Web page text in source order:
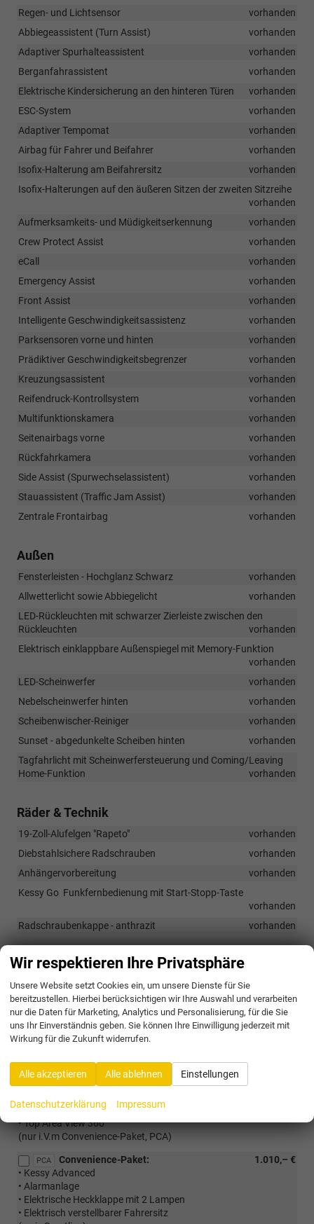
Regen- und Lichtsensor
vorhanden
Abbiegeassistent (Turn Assist)
vorhanden
Adaptiver Spurhalteassistent
vorhanden
Berganfahrassistent
vorhanden
Elektrische Kindersicherung an den hinteren Türen
vorhanden
ESC-System
vorhanden
Adaptiver Tempomat
vorhanden
Airbag für Fahrer und Beifahrer
vorhanden
Isofix-Halterung am Beifahrersitz
vorhanden
Isofix-Halterungen auf den äußeren Sitzen der zweiten Sitzreihe
vorhanden
Aufmerksamkeits- und Müdigkeitserkennung
vorhanden
Crew Protect Assist
vorhanden
eCall
vorhanden
Emergency Assist
vorhanden
Front Assist
vorhanden
Intelligente Geschwindigkeitsassistenz
vorhanden
Parksensoren vorne und hinten
vorhanden
Prädiktiver Geschwindigkeitsbegrenzer
vorhanden
Kreuzungsassistent
vorhanden
Reifendruck-Kontrollsystem
vorhanden
Multifunktionskamera
vorhanden
Seitenairbags vorne
vorhanden
Rückfahrkamera
vorhanden
Side Assist (Spurwechselassistent)
vorhanden
Stauassistent (Traffic Jam Assist)
vorhanden
Zentrale Frontairbag
vorhanden
Außen
Fensterleisten - Hochglanz Schwarz
vorhanden
Allwetterlicht sowie Abbiegelicht
vorhanden
LED-Rückleuchten mit schwarzer Zierleiste zwischen den
Rückleuchten
vorhanden
Elektrisch einklappbare Außenspiegel mit Memory-Funktion
vorhanden
LED-Scheinwerfer
vorhanden
Nebelscheinwerfer hinten
vorhanden
Scheibenwischer-Reiniger
vorhanden
Sunset - abgedunkelte Scheiben hinten
vorhanden
Tagfahrlicht mit Scheinwerfersteuerung und Coming/Leaving
Home-Funktion
vorhanden
Räder & Technik
19-Zoll-Alufelgen "Rapeto"
vorhanden
Diebstahlsichere Radschrauben
vorhanden
Anhängervorbereitung
vorhanden
Kessy Go  Funkfernbedienung mit Start-Stopp-Taste
vorhanden
Radschraubenkappe - anthrazit
vorhanden
Optionale Extras
Pakete
PA2 267,– €
Akustik-Paket:
• Akustische Seitenscheiben vorne
• Geräuschdämmung im Innenraum
(serie Sportline)
PAC
Assited Drive Premium-Paket:
• Trained Parking
• Top Area View 360°
(nur i.V.m Convenience-Paket, PCA)
PCA 1.010,– €
Convenience-Paket:
• Kessy Advanced
• Alarmanlage
• Elektrische Heckklappe mit 2 Lampen
• Elektrisch verstellbarer Fahrersitz
Wir respektieren Ihre Privatsphäre
Unsere Website setzt Cookies ein, um unsere Dienste für Sie
bereitzustellen. Hierbei berücksichtigen wir Ihre Auswahl und verarbeiten
nur die Daten für Marketing, Analytics und Personalisierung, für die Sie
uns Ihr Einverständnis geben. Sie können Ihre Einwilligung jederzeit mit
Wirkung für die Zukunft widerrufen.
Alle akzeptieren Alle ablehnen Einstellungen
Datenschutzerklärung Impressum